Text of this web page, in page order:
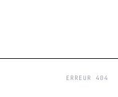
ERREUR 404